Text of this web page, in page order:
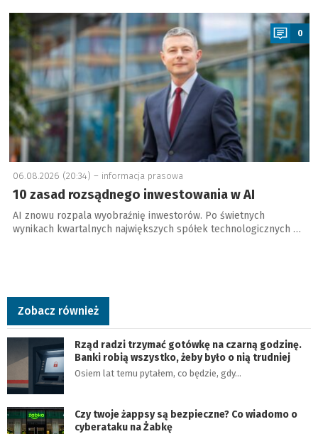
a
0
06.08.2026 (20:34) – informacja prasowa
10 zasad rozsądnego inwestowania w AI
AI znowu rozpala wyobraźnię inwestorów. Po świetnych
wynikach kwartalnych największych spółek technologicznych …
Zobacz również
Rząd radzi trzymać gotówkę na czarną godzinę.
Banki robią wszystko, żeby było o nią trudniej
Osiem lat temu pytałem, co będzie, gdy…
Czy twoje żappsy są bezpieczne? Co wiadomo o
cyberataku na Żabkę